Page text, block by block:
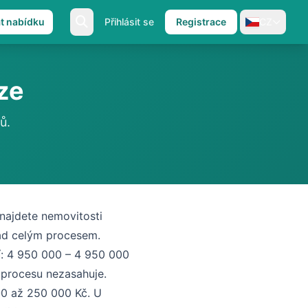
nabídku Přihlásit se Registrace
najdete nemovitosti
celým procesem.
4 950 000 – 4 950 000
nezasahuje.
až 250 000 Kč. U